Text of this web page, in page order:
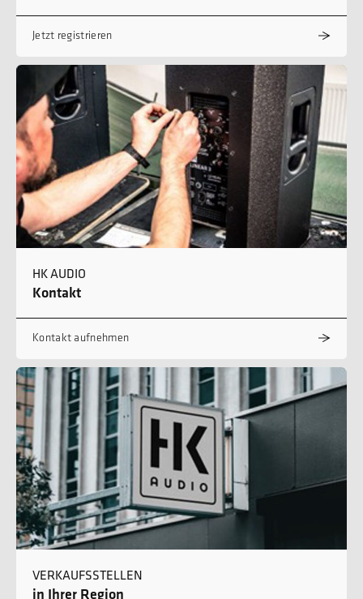
Jetzt registrieren
HK AUDIO
Kontakt
Kontakt aufnehmen
VERKAUFSSTELLEN
in Ihrer Region